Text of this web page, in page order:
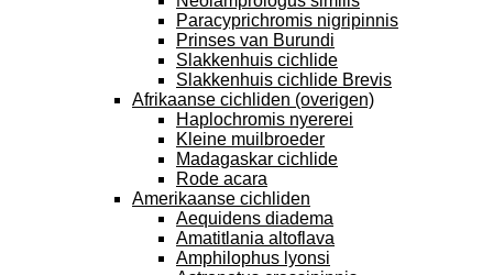
Paracyprichromis nigripinnis
Prinses van Burundi
Slakkenhuis cichlide
Slakkenhuis cichlide Brevis
Afrikaanse cichliden (overigen)
Haplochromis nyererei
Kleine muilbroeder
Madagaskar cichlide
Rode acara
Amerikaanse cichliden
Aequidens diadema
Amatitlania altoflava
Amphilophus lyonsi